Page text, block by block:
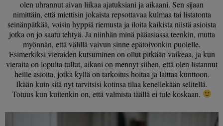
olen uhrannut aivan liikaa ajatuksiani ja aikaani. Sen sijaan
nimittäin, että miettisin jokaista repsottavaa kulmaa tai listatonta
seinänpätkää, voisin hyppiä riemusta ja iloita kaikista niistä asioista
jotka on jo saatu tehtyä. Ja niinhän minä pääasiassa teenkin, mutta
myönnän, että välillä vaivun sinne epätoivonkin puolelle.
Esimerkiksi vieraiden kutsuminen on ollut pitkään vaikeaa, ja kun
vieraita on lopulta tullut, aikani on mennyt siihen, että olen listannut
heille asioita, jotka kyllä on tarkoitus hoitaa ja laittaa kunttoon.
Ikään kuin sitä nyt tarvitsisi kotinsa tilaa kenellekään selitellä.
Totuus kun kuitenkin on, että valmista täällä ei tule koskaan.